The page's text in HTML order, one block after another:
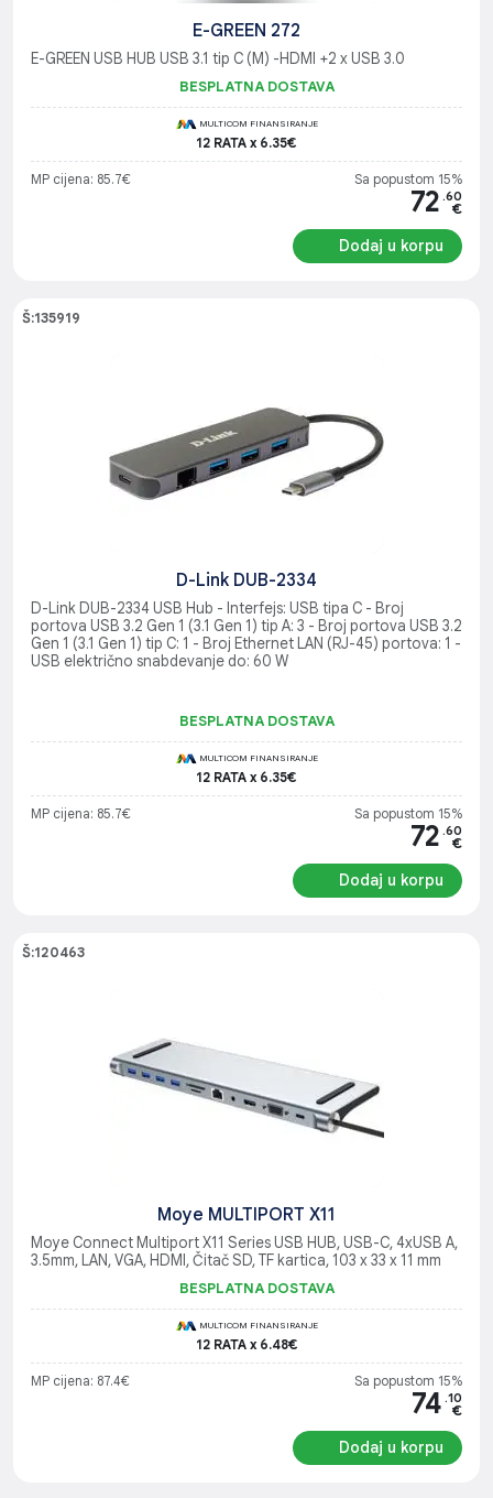
E-GREEN 272
E-GREEN USB HUB USB 3.1 tip C (M) -HDMI +2 x USB 3.0
BESPLATNA DOSTAVA
MULTICOM FINANSIRANJE
12 RATA x 6.35€
MP cijena: 85.7€ Sa popustom 15%
72 .60
€
Dodaj u korpu
Š:135919
D-Link DUB-2334
D-Link DUB-2334 USB Hub - Interfejs: USB tipa C - Broj
portova USB 3.2 Gen 1 (3.1 Gen 1) tip A: 3 - Broj portova USB 3.2
Gen 1 (3.1 Gen 1) tip C: 1 - Broj Ethernet LAN (RJ-45) portova: 1 -
USB električno snabdevanje do: 60 W
BESPLATNA DOSTAVA
MULTICOM FINANSIRANJE
12 RATA x 6.35€
MP cijena: 85.7€ Sa popustom 15%
72 .60
€
Dodaj u korpu
Š:120463
Moye MULTIPORT X11
Moye Connect Multiport X11 Series USB HUB, USB-C, 4xUSB A,
3.5mm, LAN, VGA, HDMI, Čitač SD, TF kartica, 103 x 33 x 11 mm
BESPLATNA DOSTAVA
MULTICOM FINANSIRANJE
12 RATA x 6.48€
MP cijena: 87.4€ Sa popustom 15%
74 .10
€
Dodaj u korpu